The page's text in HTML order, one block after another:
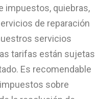
impuestos, quiebras,
de reparación
servicios
tarifas están sujetas
Es recomendable
sobre